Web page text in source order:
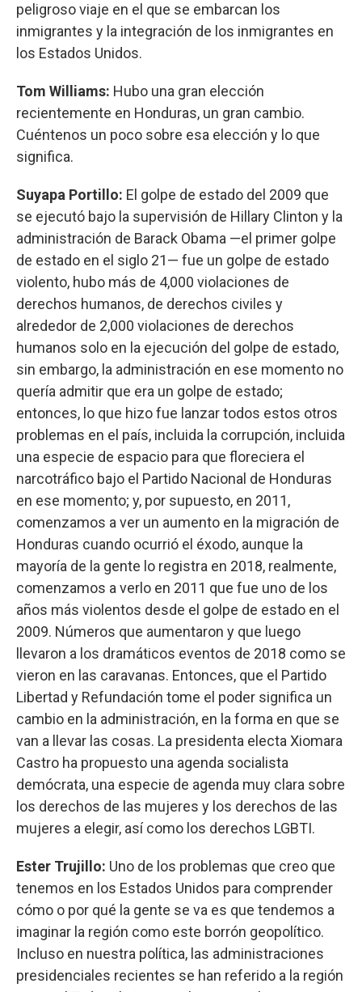
peligroso viaje en el que se embarcan los
inmigrantes y la integración de los inmigrantes en
los Estados Unidos.
Tom Williams: Hubo una gran elección
recientemente en Honduras, un gran cambio.
Cuéntenos un poco sobre esa elección y lo que
significa.
Suyapa Portillo: El golpe de estado del 2009 que
se ejecutó bajo la supervisión de Hillary Clinton y la
administración de Barack Obama —el primer golpe
de estado en el siglo 21— fue un golpe de estado
violento, hubo más de 4,000 violaciones de
derechos humanos, de derechos civiles y
alrededor de 2,000 violaciones de derechos
humanos solo en la ejecución del golpe de estado,
sin embargo, la administración en ese momento no
quería admitir que era un golpe de estado;
entonces, lo que hizo fue lanzar todos estos otros
problemas en el país, incluida la corrupción, incluida
una especie de espacio para que floreciera el
narcotráfico bajo el Partido Nacional de Honduras
en ese momento; y, por supuesto, en 2011,
comenzamos a ver un aumento en la migración de
Honduras cuando ocurrió el éxodo, aunque la
mayoría de la gente lo registra en 2018, realmente,
comenzamos a verlo en 2011 que fue uno de los
años más violentos desde el golpe de estado en el
2009. Números que aumentaron y que luego
llevaron a los dramáticos eventos de 2018 como se
vieron en las caravanas. Entonces, que el Partido
Libertad y Refundación tome el poder significa un
cambio en la administración, en la forma en que se
van a llevar las cosas. La presidenta electa Xiomara
Castro ha propuesto una agenda socialista
demócrata, una especie de agenda muy clara sobre
los derechos de las mujeres y los derechos de las
mujeres a elegir, así como los derechos LGBTI.
Ester Trujillo: Uno de los problemas que creo que
tenemos en los Estados Unidos para comprender
cómo o por qué la gente se va es que tendemos a
imaginar la región como este borrón geopolítico.
Incluso en nuestra política, las administraciones
presidenciales recientes se han referido a la región